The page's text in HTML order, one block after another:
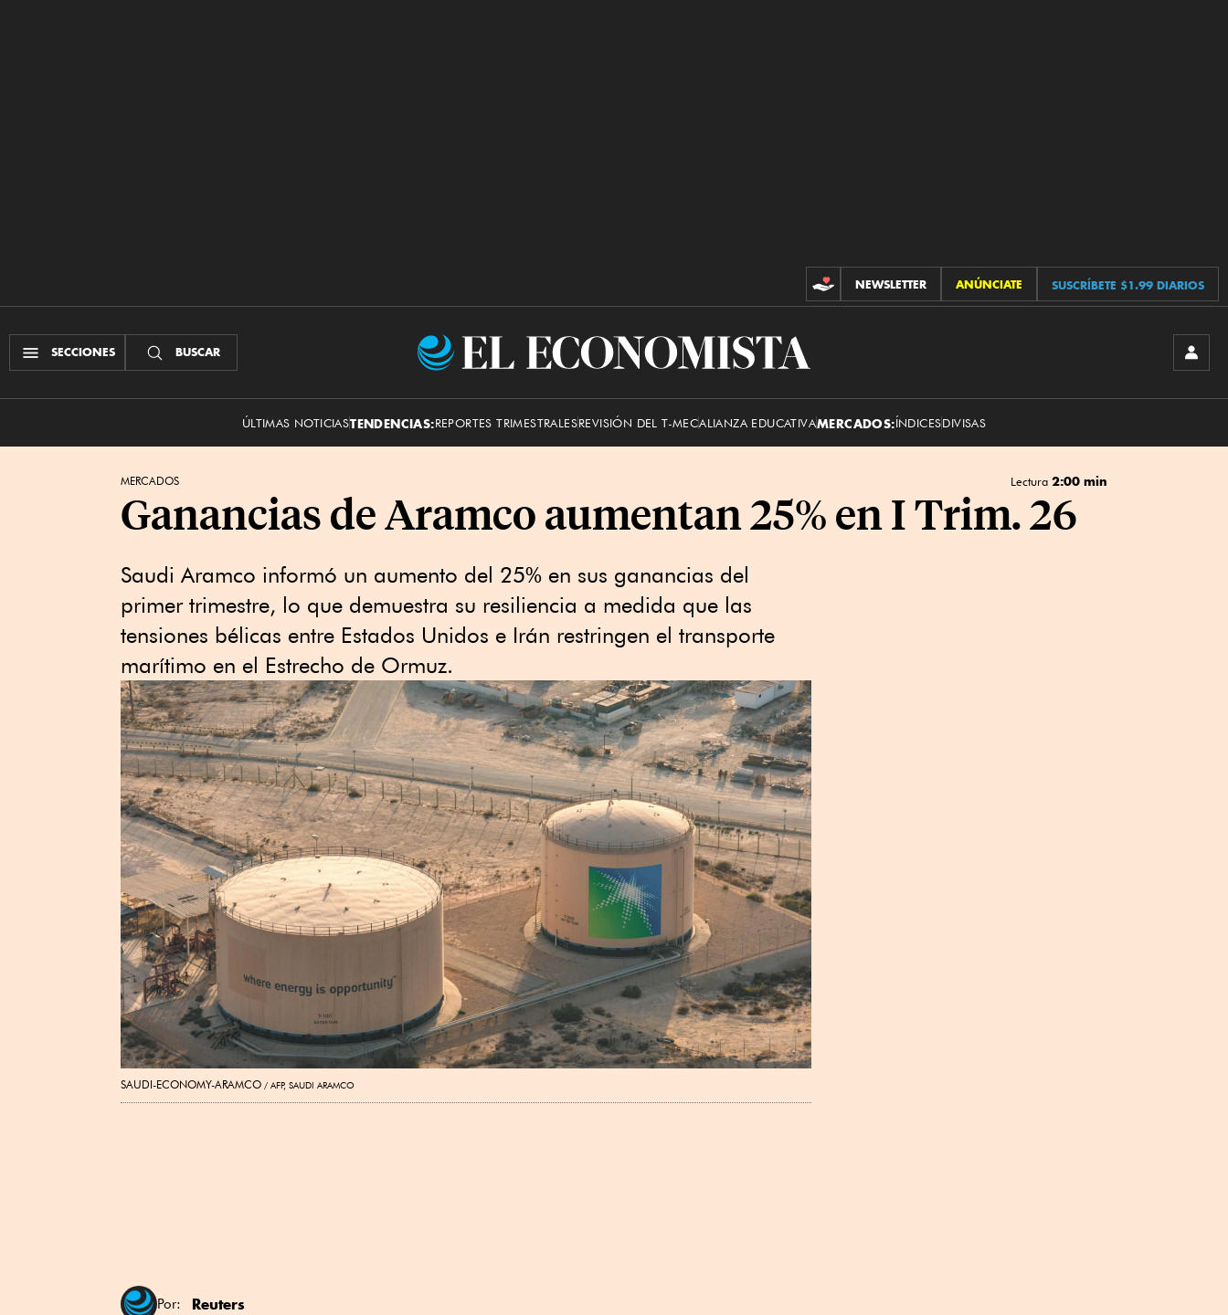
CONTRIBUCIONES
NEWSLETTER ANÚNCIATE SUSCRÍBETE $1.99 DIARIOS
SECCIONES BUSCAR
El
ÚLTIMAS NOTICIASTENDENCIAS:REPORTES TRIMESTRALESREVISIÓN DEL T-MECALIANZA EDUCATIVAMERCADOS:ÍNDICESDIVISAS
MERCADOS Lectura 2:00 min
Ganancias de Aramco aumentan 25% en I Trim. 26
Saudi Aramco informó un aumento del 25% en sus ganancias del
primer trimestre, lo que demuestra su resiliencia a medida que las
tensiones bélicas entre Estados Unidos e Irán restringen el transporte
marítimo en el Estrecho de Ormuz.
SAUDI-ECONOMY-ARAMCO AFP, SAUDI ARAMCO
Por: Reuters